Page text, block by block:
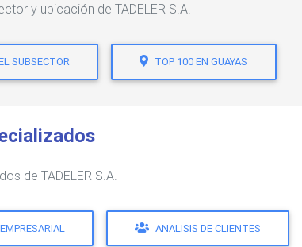
y ubicación de TADELER S.A.
SUBSECTOR TOP 100 EN GUAYAS
de TADELER S.A.
ANALISIS DE CLIENTES